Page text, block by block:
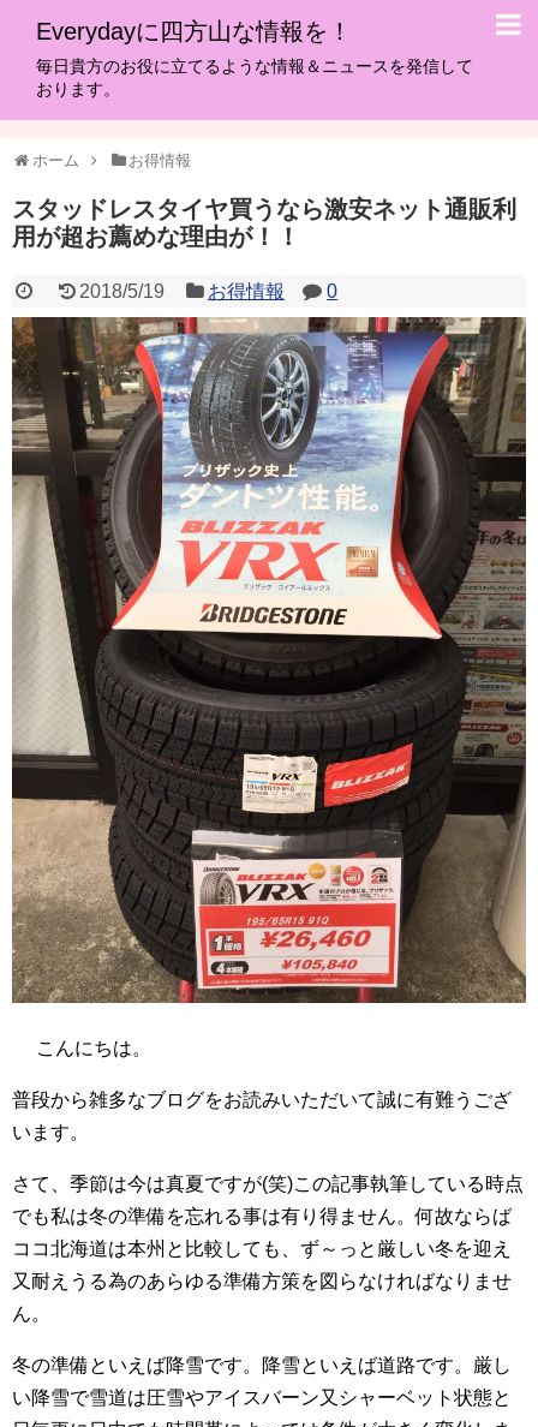
Everydayに四方山な情報を！
毎日貴方のお役に立てるような情報＆ニュースを発信して
おります。
ホーム お得情報
スタッドレスタイヤ買うなら激安ネット通販利
用が超お薦めな理由が！！
2018/5/19 お得情報 0
こんにちは。
普段から雑多なブログをお読みいただいて誠に有難うござ
います。
さて、季節は今は真夏ですが(笑)この記事執筆している時点
でも私は冬の準備を忘れる事は有り得ません。何故ならば
ココ北海道は本州と比較しても、ず～っと厳しい冬を迎え
又耐えうる為のあらゆる準備方策を図らなければなりませ
ん。
冬の準備といえば降雪です。降雪といえば道路です。厳し
い降雪で雪道は圧雪やアイスバーン又シャーベット状態と